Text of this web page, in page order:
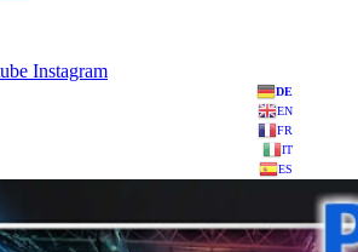
Instagram
DE
EN
FR
IT
ES